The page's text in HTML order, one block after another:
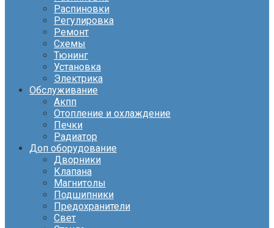
Распиновки
Регулировка
Ремонт
Схемы
Тюнинг
Установка
Электрика
Обслуживание
Акпп
Отопление и охлаждение
Печки
Радиатор
Доп оборудование
Дворники
Клапана
Магнитолы
Подшипники
Предохранители
Свет